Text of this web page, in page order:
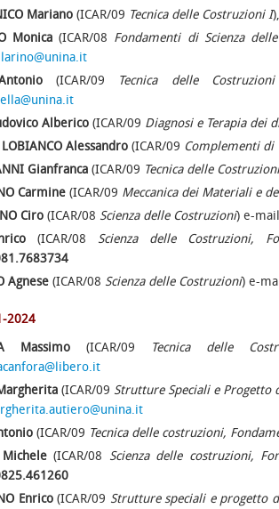
Mariano (ICAR/09 Tecnica delle Costruzioni I
Monica(ICAR/08 Fondamenti di Scienza
(ICAR/09 Tecnica delle Costruzioni
Alberico (ICAR/09 Diagnosi e Terapia dei
Alessandro (ICAR/09 Complementi di
Gianfranca (ICAR/09 Tecnica delle
Carmine (ICAR/09 Meccanica dei Materiali e
Ciro (ICAR/08 Scienza delle Costruzioni) e-
(ICAR/08 Scienza delle Costruzioni,
Agnese (ICAR/08 Scienza delle Costruzioni) e-
2024
Massimo (ICAR/09 Tecnica delle
(ICAR/09 Strutture Speciali e Progetto
(ICAR/09 Tecnica delle costruzioni,
Michele(ICAR/08 Scienza delle costruzioni,
Enrico(ICAR/09 Strutture speciali e progetto